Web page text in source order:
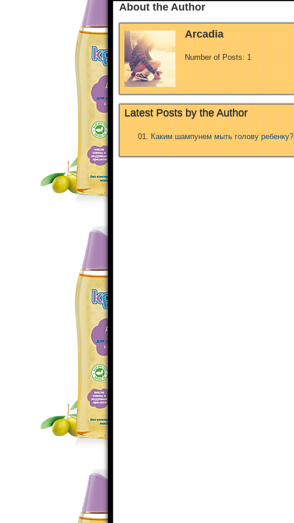
About the Author
Arcadia
Number of Posts: 1
Latest Posts by the Author
Каким шампунем мыть голову ребенку?